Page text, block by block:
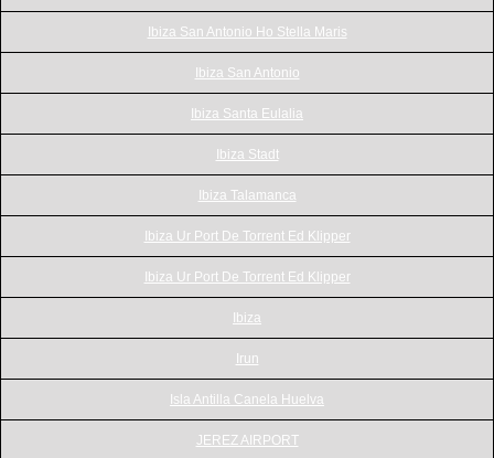
Ibiza San Antonio Ho Stella Maris
Ibiza San Antonio
Ibiza Santa Eulalia
Ibiza Stadt
Ibiza Talamanca
Ibiza Ur Port De Torrent Ed Klipper
Ibiza Ur Port De Torrent Ed Klipper
Ibiza
Irun
Isla Antilla Canela Huelva
JEREZ AIRPORT